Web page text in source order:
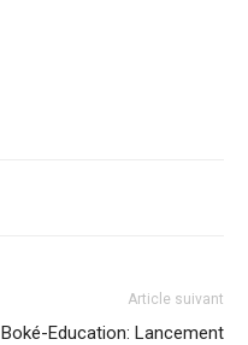
Article suivant
Boké-Education: Lancement